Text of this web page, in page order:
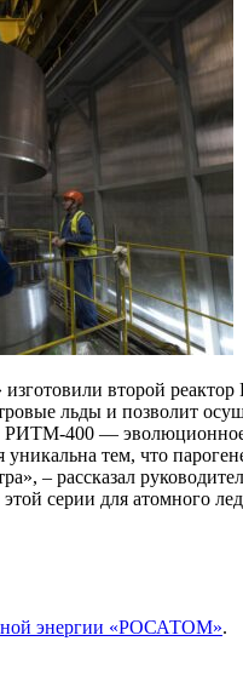
второй
льды и позволит
400 —
тем, что
– рассказал
серии для атомного
энергии «РОСАТОМ».